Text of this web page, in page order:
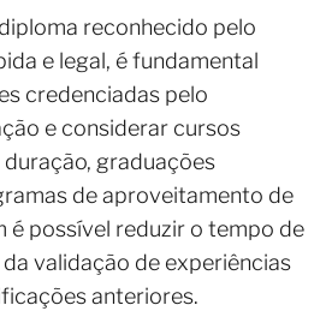
reconhecido pelo
e legal, é fundamental
credenciadas pelo
e considerar cursos
graduações
de aproveitamento de
é possível reduzir o tempo de
validação de experiências
anteriores.